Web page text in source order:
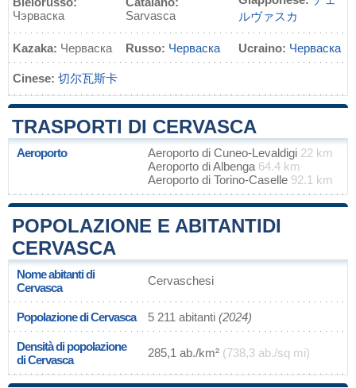
Чэрваска
Sarvasca
ルヴァスカ
Kazaka: Черваска Russo: Черваска Ucraino: Черваска
Cinese: 切尔瓦斯卡
TRASPORTI DI CERVASCA
Aeroporto Aeroporto di Cuneo-Levaldigi 22 km
Aeroporto di Albenga 64.4 km
Aeroporto di Torino-Caselle 92.1 km
POPOLAZIONE E ABITANTIDI
CERVASCA
Nome abitanti di
Cervasca
Cervaschesi
Popolazione di Cervasca 5 211 abitanti (2024)
Densità di popolazione
di Cervasca
285,1 ab./km² (738,3 ab./sq mi)